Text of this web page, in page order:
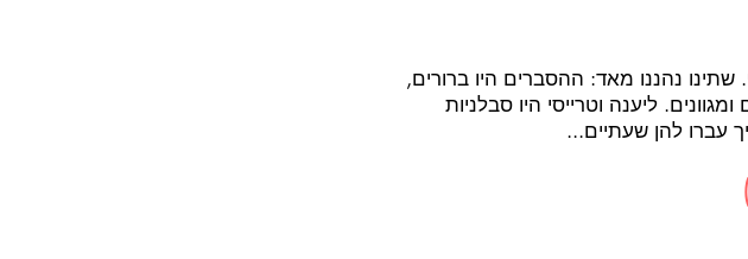
נהננו מאד: ההסברים היו ברורים,
ליענה וטרייסי היו סבלניות
עברו להן שעתיים...